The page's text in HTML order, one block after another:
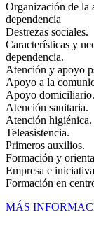
Organización de la
dependencia
Destrezas sociales.
Características y
dependencia.
Atención y apoyo
Apoyo a la
Apoyo domiciliario.
Atención sanitaria.
Atención higiénica.
Teleasistencia.
Primeros auxilios.
Formación y
Empresa e
Formación en
MÁS